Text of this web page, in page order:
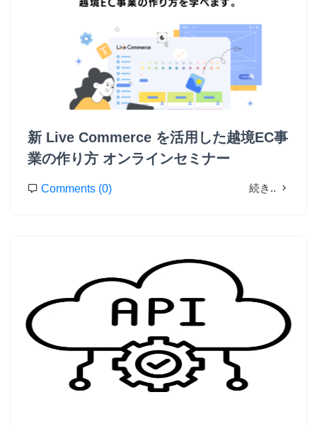
新 Live Commerce を活用した越境EC事
業の作り方 オンラインセミナー
Comments (0) 続き..